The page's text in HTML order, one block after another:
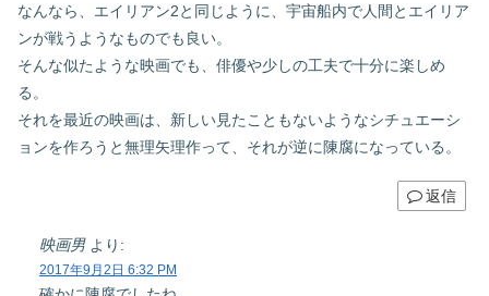
なんなら、エイリアン2と同じように、宇宙船内で人間とエイリア
ンが戦うようなものでも良い。
そんな似たような映画でも、俳優や少しの工夫で十分に楽しめ
る。
それを最近の映画は、新しい見たこともないようなシチュエーシ
ョンを作ろうと無理矢理作って、それが逆に陳腐になっている。
返信
映画男 より:
2017年9月2日 6:32 PM